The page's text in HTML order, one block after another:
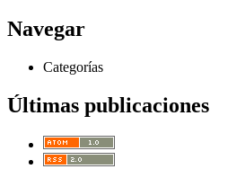
Navegar
Categorías
Últimas publicaciones